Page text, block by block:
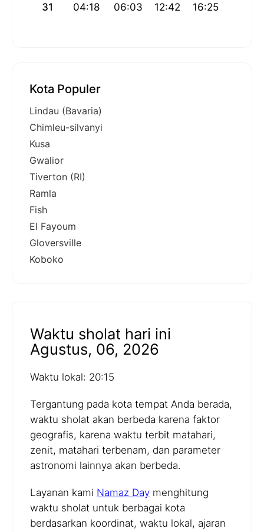
31 04:18 06:03 12:42 16:25
Kota Populer
Lindau (Bavaria)
Chimleu-silvanyi
Kusa
Gwalior
Tiverton (RI)
Ramla
Fish
El Fayoum
Gloversville
Koboko
Waktu sholat hari ini
Agustus, 06, 2026
Waktu lokal: 20:15
Tergantung pada kota tempat Anda berada,
waktu sholat akan berbeda karena faktor
geografis, karena waktu terbit matahari,
zenit, matahari terbenam, dan parameter
astronomi lainnya akan berbeda.
Layanan kami Namaz Day menghitung
waktu sholat untuk berbagai kota
berdasarkan koordinat, waktu lokal, ajaran